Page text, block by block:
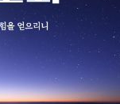
특별예배/행사
QT강좌
간증
특송
성경읽기가이드영상